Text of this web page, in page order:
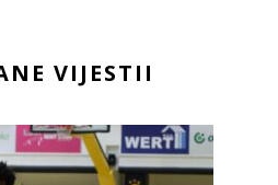
VIJESTII